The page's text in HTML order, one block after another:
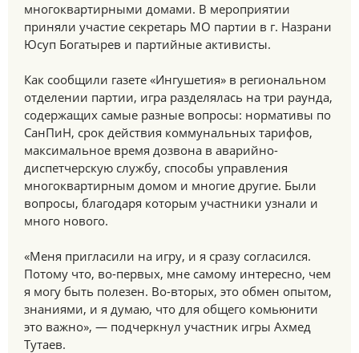
многоквартирными домами. В мероприятии
приняли участие секретарь МО партии в г. Назрани
Юсуп Богатырев и партийные активисты.
Как сообщили газете «Ингушетия» в региональном
отделении партии, игра разделялась на три раунда,
содержащих самые разные вопросы: нормативы по
СанПиН, срок действия коммунальных тарифов,
максимальное время дозвона в аварийно-
диспетчерскую службу, способы управления
многоквартирным домом и многие другие. Были
вопросы, благодаря которым участники узнали и
много нового.
«Меня пригласили на игру, и я сразу согласился.
Потому что, во-первых, мне самому интересно, чем
я могу быть полезен. Во-вторых, это обмен опытом,
знаниями, и я думаю, что для общего комьюнити
это важно», — подчеркнул участник игры Ахмед
Тутаев.